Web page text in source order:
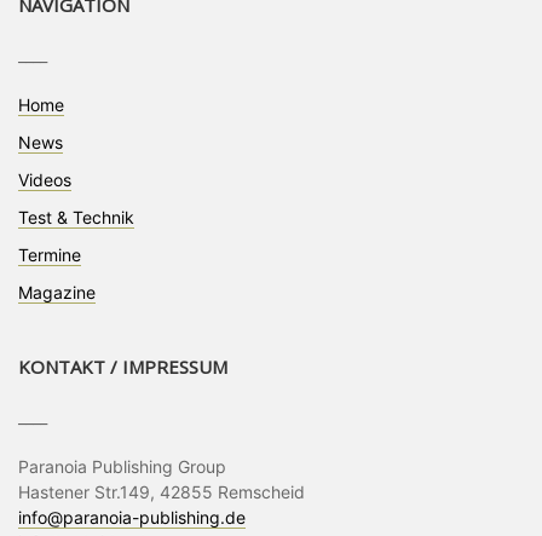
NAVIGATION
Home
News
Videos
Test & Technik
Termine
Magazine
KONTAKT / IMPRESSUM
Paranoia Publishing Group
Hastener Str.149, 42855 Remscheid
info@paranoia-publishing.de